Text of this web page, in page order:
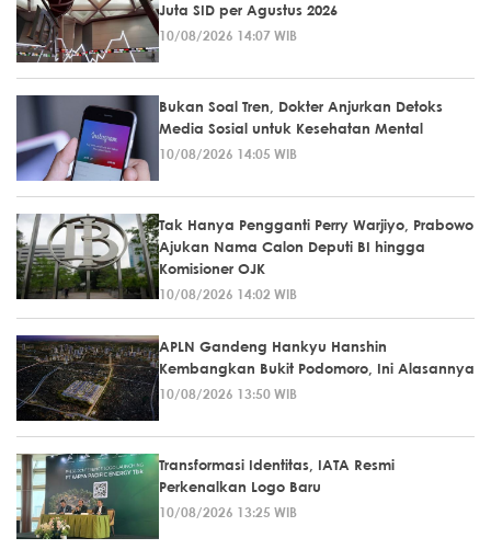
Juta SID per Agustus 2026
10/08/2026 14:07 WIB
Bukan Soal Tren, Dokter Anjurkan Detoks
Media Sosial untuk Kesehatan Mental
10/08/2026 14:05 WIB
Tak Hanya Pengganti Perry Warjiyo, Prabowo
Ajukan Nama Calon Deputi BI hingga
Komisioner OJK
10/08/2026 14:02 WIB
APLN Gandeng Hankyu Hanshin
Kembangkan Bukit Podomoro, Ini Alasannya
10/08/2026 13:50 WIB
Transformasi Identitas, IATA Resmi
Perkenalkan Logo Baru
10/08/2026 13:25 WIB